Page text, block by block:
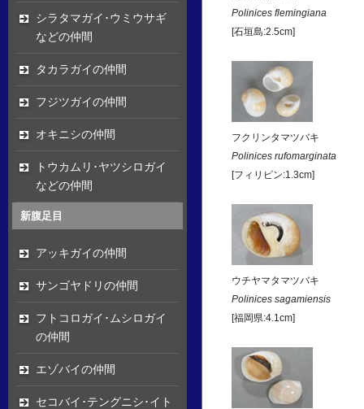
Polinices flemingiana
[石垣島:2.5cm]
フクリンタマツバキ
Polinices rufomarginata
[フィリピン:1.3cm]
ウチヤマタマツバキ
Polinices sagamiensis
[福岡県:4.1cm]
シラタマガイ･ウミウサギ
などの仲間
タカラガイの仲間
フジツガイの仲間
オキニシの仲間
トウカムリ･ヤツシロガイ
などの仲間
新腹足目
アッキガイの仲間
サンゴヤドリの仲間
フトコロガイ･ムシロガイ
の仲間
エゾバイの仲間
セコバイ･テングニシ･イト